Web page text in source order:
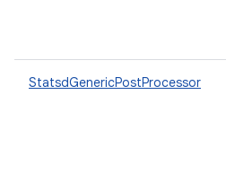
StatsdGenericPostProcessor